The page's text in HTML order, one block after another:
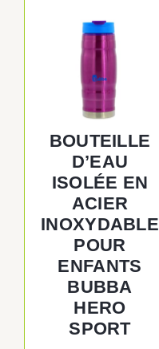
BOUTEILLE
D’EAU
ISOLÉE EN
ACIER
INOXYDABLE
POUR
ENFANTS
BUBBA
HERO
SPORT